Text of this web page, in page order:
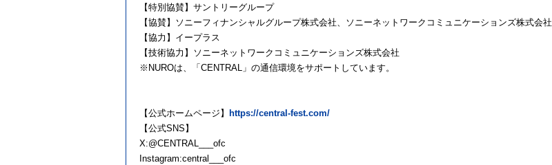
【特別協賛】サントリーグループ
【協賛】ソニーフィナンシャルグループ株式会社、ソニーネットワークコミュニケーションズ株式会社
【協力】イープラス
【技術協力】ソニーネットワークコミュニケーションズ株式会社
※NUROは、「CENTRAL」の通信環境をサポートしています。
【公式ホームページ】
https://central-fest.com/
【公式SNS】
X:@CENTRAL___ofc
Instagram:central___ofc